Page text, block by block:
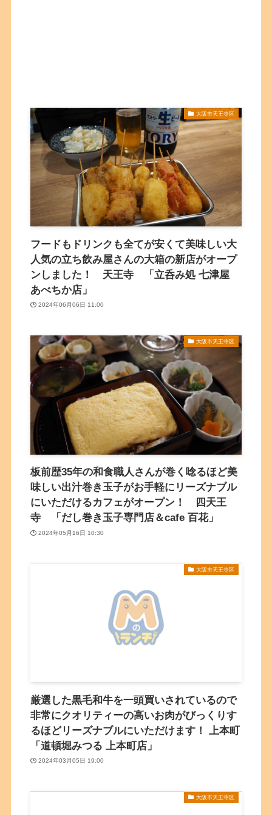
大阪市天王寺区
フードもドリンクも全てが安くて美味しい大
人気の立ち飲み屋さんの大箱の新店がオープ
ンしました！ 天王寺 「立呑み処 七津屋
あべちか店」
2024年06月06日 11:00
大阪市天王寺区
板前歴35年の和食職人さんが巻く唸るほど美
味しい出汁巻き玉子がお手軽にリーズナブル
にいただけるカフェがオープン！ 四天王
寺 「だし巻き玉子専門店＆cafe 百花」
2024年05月16日 10:30
大阪市天王寺区
厳選した黒毛和牛を一頭買いされているので
非常にクオリティーの高いお肉がびっくりす
るほどリーズナブルにいただけます！ 上本町
「道頓堀みつる 上本町店」
2024年03月05日 19:00
大阪市天王寺区